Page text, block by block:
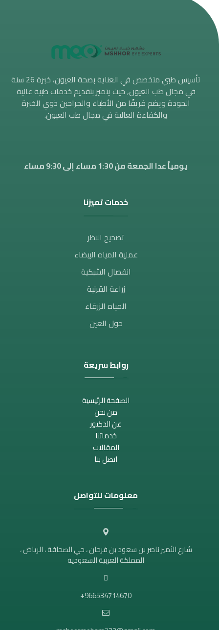
تأسيس طبي متخصص في العناية بصحة العيون، خبرة 26 سنة
في مجال طب العيون, حيث يتميز بتقديم خدمات طبية عالية
الجودة ويضم فريقًا من الأطباء والجراحين ذوي الخبرة
والكفاءة العالية في مجال طب العيون.
يومياً عدا الجمعة من 1:30 مساءََ إلى 9:30 مساءً
خدمات تميزنا
تصحيح النظر​
عملية المياه البيضاء
انفصال الشبكية
زراعة القرنية
المياه الزرقاء
حول العين
روابط سريعة
الصفحة الرئيسية
من نحن
عن الدكتور
خدماتنا
المقالات
اتصل بنا
معلومات للتواصل
شارع الأمير ناصر بن سعود بن فرحان ، حي الصحافة ، الرياض ،
المملكة العربية السعودية
966534714670+